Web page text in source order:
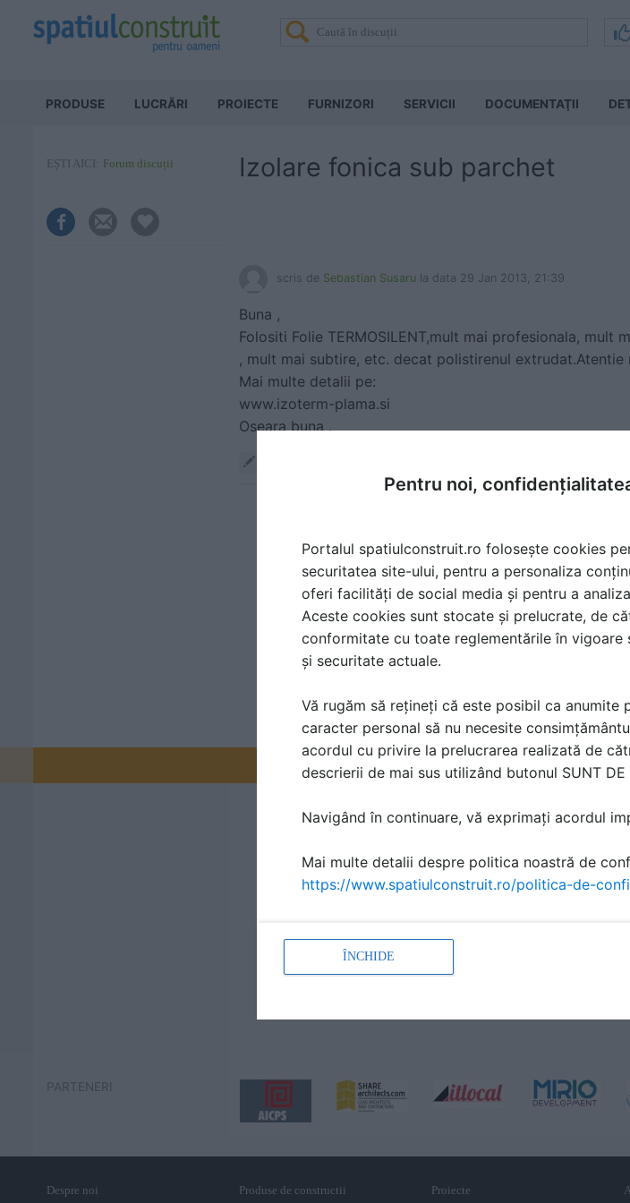
PRODUSE LUCRĂRI PROIECTE FURNIZORI SERVICII DOCUMENTAŢII
EȘTI AICI: Forum discuții Izolare fonica sub parchet
scris de Sebastian Susaru la data 29 Jan 2013, 21:39
Buna ,
Folositi Folie TERMOSILENT,mult mai profesionala,
, mult mai subtire, etc. decat polistirenul
Mai multe detalii pe:
www.izoterm-plama.si
Oseara buna .
Promovați-vă produsele și serviciile pe
PARTENERI
Despre noi Produse de constructii Proiecte
Pentru noi,
Portalul spatiulconstruit.ro folosește cookies
securitatea site-ului, pentru a personaliza
oferi facilități de social media și pentru a
Aceste cookies sunt stocate și prelucrate, de
conformitate cu toate reglementările în
și securitate actuale.
Vă rugăm să rețineți că este posibil ca anumite
caracter personal să nu necesite
acordul cu privire la prelucrarea realizată de
descrierii de mai sus utilizând butonul SUNT DE
Navigând în continuare, vă exprimați acordul
Mai multe detalii despre politica noastră de
https://www.spatiulconstruit.ro/politica-de-
ÎNCHIDE